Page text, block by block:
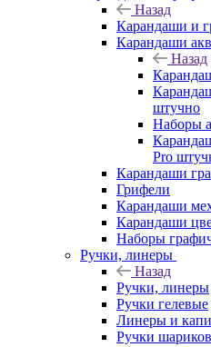
Назад
Карандаши и
Карандаши
Назад
штучно
Наборы
Pro
Карандаши
Грифели
Карандаши
Карандаши
Наборы
Ручки, линеры
Назад
Ручки, линеры
Ручки гелевые
Линеры и
Ручки